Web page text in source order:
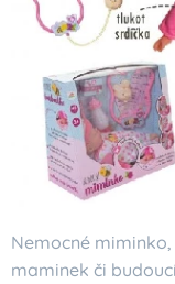
Nemocné
maminek či